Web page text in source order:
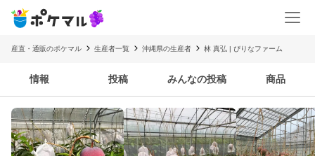
産直・通販のポケマル 生産者一覧 沖縄県の生産者 林 真弘 | ぴりなファーム
情報 投稿 みんなの投稿 商品